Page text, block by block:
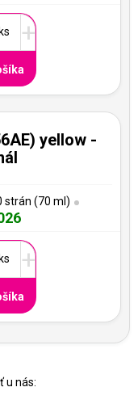
+
yellow -
strán (70 ml)
+
u nás: